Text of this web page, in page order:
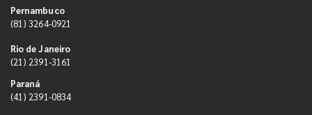
Pernambuco
(81) 3264-0921
Rio de Janeiro
(21) 2391-3161
Paraná
(41) 2391-0834